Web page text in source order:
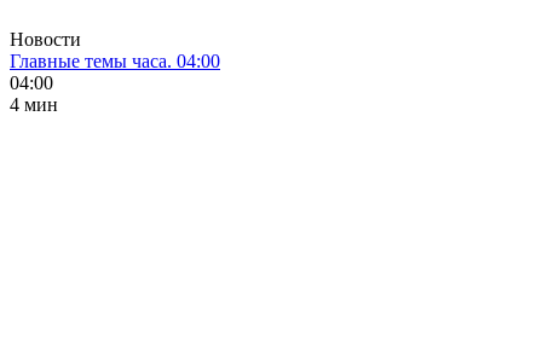
Новости
Главные темы часа. 04:00
04:00
4 мин